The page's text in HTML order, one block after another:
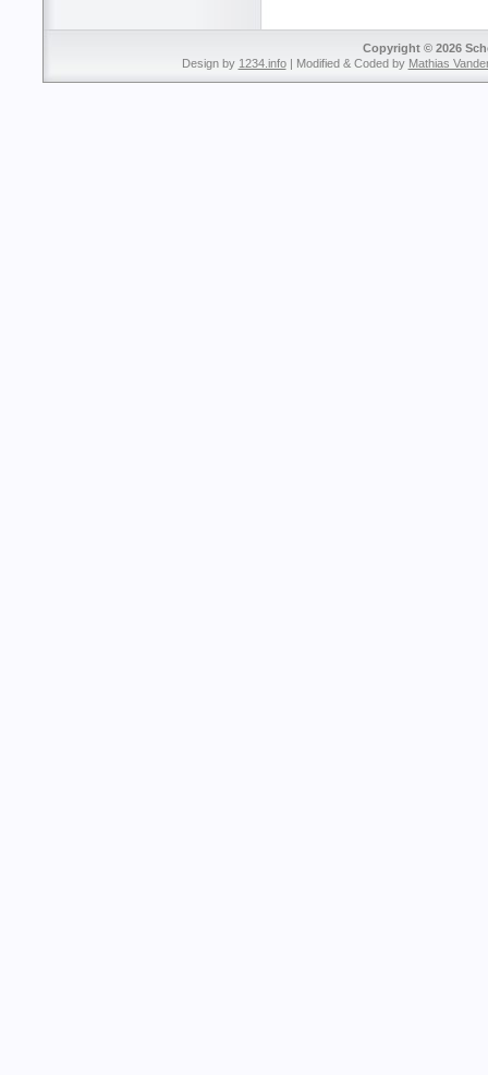
Copyright © 2026
Design by 1234.info| Modified & Coded by Mathias